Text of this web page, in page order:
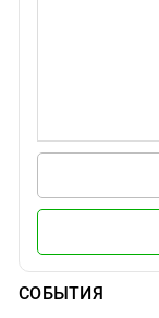
СОБЫТИЯ